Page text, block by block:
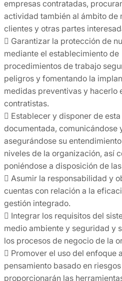
empresas contratadas,
actividad también al ámbito de
clientes y otras partes
 Garantizar la protección de
mediante el establecimiento de
procedimientos de trabajo
peligros y fomentando la
medidas preventivas y hacerlo
contratistas.
 Establecer y disponer de
documentada, comunicándose
asegurándose su
niveles de la organización, así
poniéndose a disposición de
 Asumir la responsabilidad y
cuentas con relación a la
gestión integrado.
 Integrar los requisitos del
medio ambiente y seguridad y
los procesos de negocio de la
 Promover el uso del enfoque
pensamiento basado en
proporcionarán las